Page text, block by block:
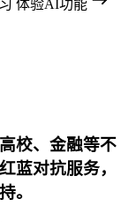
体验AI功能
校、金融等不
蓝对抗服务，
。